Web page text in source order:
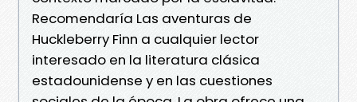
Recomendaría Las aventuras de
Huckleberry Finn a cualquier lector
interesado en la literatura clásica
estadounidense y en las cuestiones